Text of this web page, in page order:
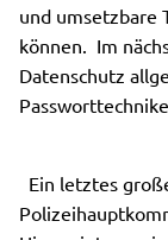
und umsetzbare
können. Im
Datenschutz
Ein letztes